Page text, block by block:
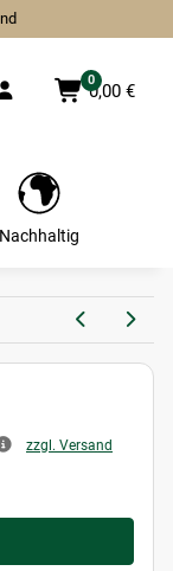
0
0,00 €
Nachhaltig
zzgl. Versand